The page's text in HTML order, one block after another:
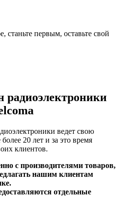
станьте первым, оставьте свой
радиоэлектроники
ведет свою
20 лет и за это время
клиентов.
с производителями товаров,
нашим клиентам
отдельные